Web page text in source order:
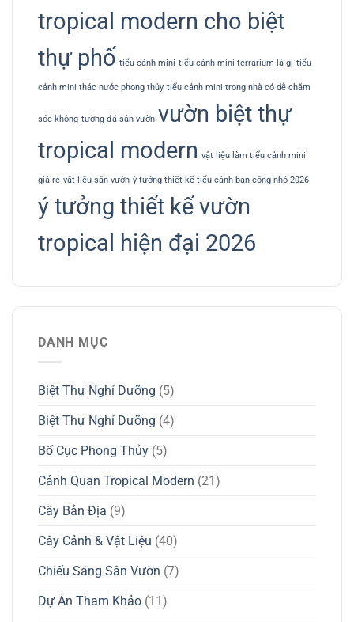
tropical modern cho biệt
thự phố tiểu cảnh mini tiểu cảnh mini terrarium là gì tiểu
cảnh mini thác nước phong thủy tiểu cảnh mini trong nhà có dễ chăm
sóc không tường đá sân vườn vườn biệt thự
tropical modern vật liệu làm tiểu cảnh mini
giá rẻ vật liệu sân vườn ý tưởng thiết kế tiểu cảnh ban công nhỏ 2026
ý tưởng thiết kế vườn
tropical hiện đại 2026
DANH MỤC
Biệt Thự Nghỉ Dưỡng (5)
Biệt Thự Nghỉ Dưỡng (4)
Bố Cục Phong Thủy (5)
Cảnh Quan Tropical Modern (21)
Cây Bản Địa (9)
Cây Cảnh & Vật Liệu (40)
Chiếu Sáng Sân Vườn (7)
Dự Án Tham Khảo (11)